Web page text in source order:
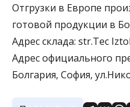
Отгрузки в Европе
готовой продукции в
Адрес склада: str.Tec
Адрес официального
Болгария, София,